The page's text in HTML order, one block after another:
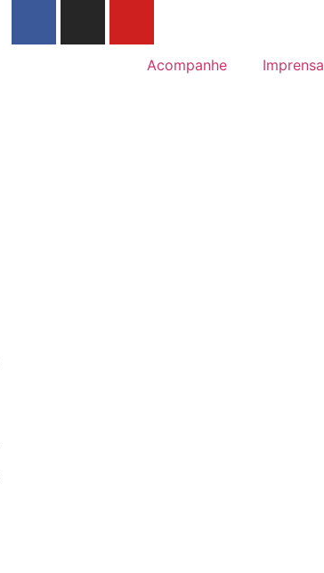
Acompanhe Imprensa